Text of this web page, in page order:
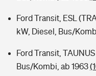
Ford Transit, ESL
kW, Diesel, Bus/
Ford Transit,
Bus/Kombi, ab 1963